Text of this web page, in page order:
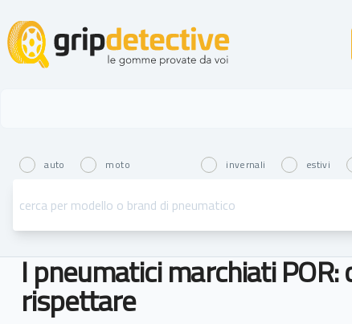
GripDetective
auto moto invernali estivi
I pneumatici marchiati
rispettare